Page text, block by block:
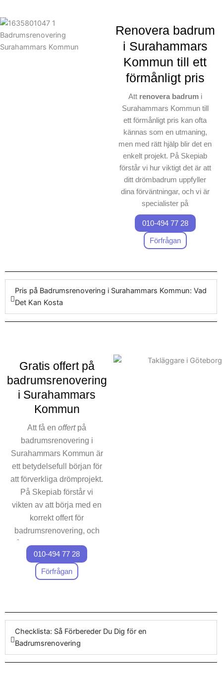
Renovera badrum
i Surahammars
Kommun till ett
förmånligt pris
Att renovera badrumi
Surahammars Kommun till
ett förmånligt pris kan ofta
kännas som en utmaning,
men med rätt hjälp blir det en
enkelt projekt. På Skepiab
förstår vi hur viktigt det är att
ditt drömbadrum uppfyller
dina förväntningar, och vi är
specialister på
badrumsrenovering
Surahammars Kommun
erbjuder omfattande tjänster
för badrumsrenovering,
hanteras med största
pris för arbetet, där både
att hela projekt
010-494 77 28
Förfrågan
Pris på Badrumsrenovering i Surahammars Kommun: Vad
Det Kan Kosta
Gratis offert på
badrumsrenovering
i Surahammars
Kommun
Att få enoffertpå
badrumsrenovering i
Surahammars Kommun är
ett betydelsefull början för
att förverkliga drömprojekt.
På Skepiab förstår vi
vikten av att börja med en
korrekt offert för
badrumsrenovering, och
våra experter ser till att du
får den mest transparenta
erbjudandet. Oavsett om
du ser fram emot praktiska
mer minimalistiska
designprojekt, så är vi här
för att hjälpa. För att
010-494 77 28
Förfrågan
Checklista: Så Förbereder Du Dig för en
Badrumsrenovering